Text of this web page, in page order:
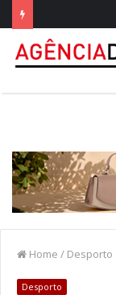
Home / Desporto
Desporto